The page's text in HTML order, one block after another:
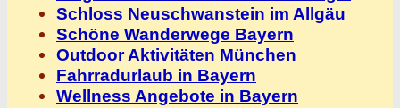
Schloss Neuschwanstein im Allgäu
Schöne Wanderwege Bayern
Outdoor Aktivitäten München
Fahrradurlaub in Bayern
Wellness Angebote in Bayern